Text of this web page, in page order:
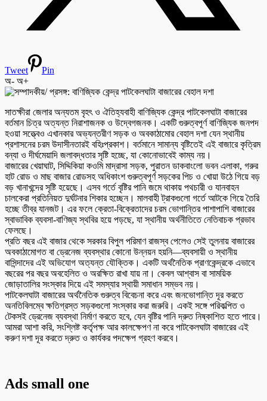
Tweet
Pin
অ- অ+
সাতক্ষীরা জেলার অন্যতম বৃহৎ ও ঐতিহ্যবাহী বাণিজ্যিক কেন্দ্র পাটকেলঘাটা বাজারের
বর্তমান চিত্র অত্যন্ত নিরাশাজনক ও উদ্বেগজনক। একটি গুরুত্বপূর্ণ বাণিজ্যিক জনপদ
হওয়া সত্ত্বেও এখানকার অভ্যন্তরীণ সড়ক ও অবকাঠামোর বেহাল দশা যেন স্থানীয়
প্রশাসনের চরম উদাসীনতারই বহিঃপ্রকাশ। বর্তমানে সামান্য বৃষ্টিতেই এই বাজারে কৃত্রিম
বন্যা ও দীর্ঘমেয়াদি জলাবদ্ধতার সৃষ্টি হচ্ছে, যা কোনোভাবেই কাম্য নয়।
বাজারের খেয়াঘাট, সিদ্দিকিয়া কওমি মাদ্রাসা সড়ক, পুরাতন ডাকবাংলো ভবন এলাকা, গরুর
হাট রোড ও মাছ বাজার রোডসহ অধিকাংশ গুরুত্বপূর্ণ সড়কের পিচ ও খোয়া উঠে গিয়ে বড়
বড় খানাখন্দের সৃষ্টি হয়েছে। এসব গর্তে বৃষ্টির পানি জমে থাকায় পথচারী ও যানবাহন
চালকেরা প্রতিনিয়ত দুর্ঘটনার শিকার হচ্ছেন। মালবাহী ট্রাকগুলো গর্তে আটকে গিয়ে তৈরি
হচ্ছে তীব্র যানজট। এর ফলে ক্রেতা-বিক্রেতাদের চরম ভোগান্তির পাশাপাশি বাজারের
স্বাভাবিক ব্যবসা-বাণিজ্য স্থবির হয়ে পড়ছে, যা স্থানীয় অর্থনীতিতে নেতিবাচক প্রভাব
ফেলছে।
প্রতি বছর এই বাজার থেকে সরকার বিপুল পরিমাণ রাজস্ব পেলেও সেই তুলনায় বাজারের
অবকাঠামোগত বা ড্রেনেজ ব্যবস্থার কোনো উন্নয়ন হয়নি—ব্যবসায়ী ও স্থানীয়
বাসিন্দাদের এই অভিযোগ অত্যন্ত যৌক্তিক। একটি অর্থনৈতিক প্রাণকেন্দ্রকে এভাবে
বছরের পর বছর অবহেলিত ও অরক্ষিত রাখা যায় না। কেবল আশ্বাস বা সাময়িক
জোড়াতালির সংস্কার দিয়ে এই সমস্যার স্থায়ী সমাধান সম্ভব নয়।
পাটকেলঘাটা বাজারের অর্থনৈতিক গুরুত্ব বিবেচনা করে এবং জনভোগান্তি দূর করতে
অনতিবিলম্বে ক্ষতিগ্রস্ত সড়কগুলো সংস্কার করা জরুরি। একই সঙ্গে পরিকল্পিত ও
টেকসই ড্রেনেজ ব্যবস্থা নির্মাণ করতে হবে, যেন বৃষ্টির পানি দ্রুত নিষ্কাশিত হতে পারে।
আমরা আশা করি, সংশ্লিষ্ট কর্তৃপক্ষ আর কালক্ষেপণ না করে পাটকেলঘাটা বাজারের এই
করুণ দশা দূর করতে দ্রুত ও কার্যকর পদক্ষেপ গ্রহণ করবে।
Ads small one